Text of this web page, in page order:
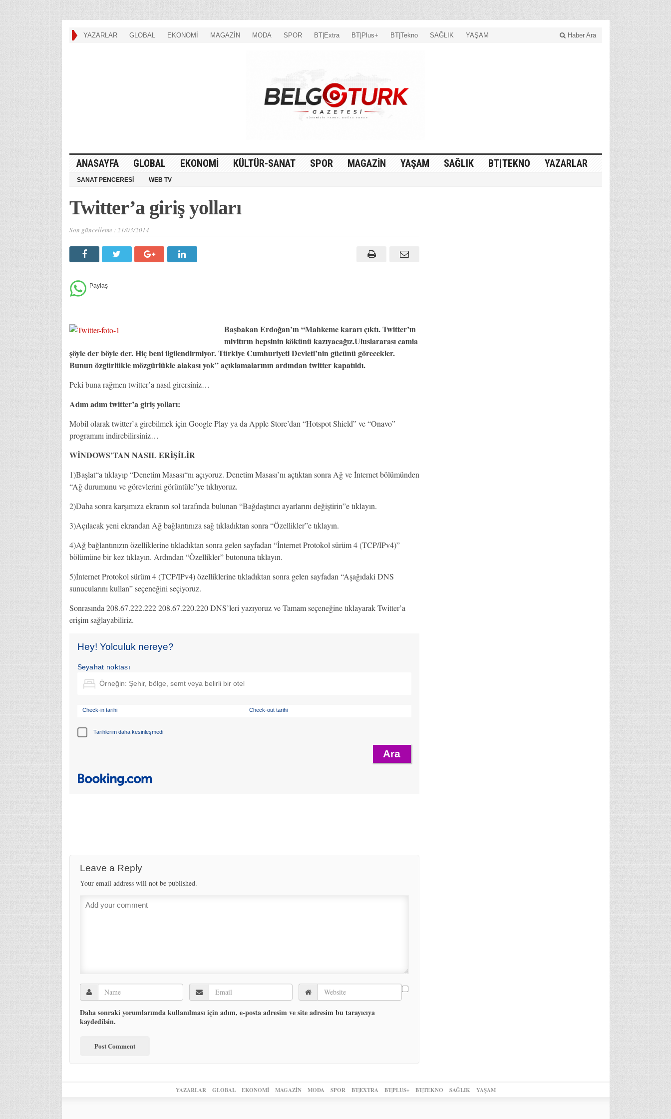
YAZARLAR GLOBAL EKONOMİ MAGAZİN MODA SPOR BT|Extra BT|Plus+ BT|Tekno SAĞLIK YAŞAM Haber Ara
ANASAYFA GLOBAL EKONOMİ KÜLTÜR-SANAT SPOR MAGAZİN YAŞAM SAĞLIK BT|TEKNO YAZARLAR
SANAT PENCERESİ WEB TV
Twitter’a giriş yolları
Son güncelleme :21/03/2014
Başbakan Erdoğan’ın “Mahkeme kararı çıktı.Twitter’ın
mivitırın hepsinin kökünü kazıyacağız.Uluslararası camia
şöyle der böyle der. Hiç beni ilgilendirmiyor. Türkiye Cumhuriyeti Devleti’nin gücünü görecekler.
Bunun özgürlükle mözgürlükle alakası yok” açıklamalarının ardından twitter kapatıldı.
Peki buna rağmen twitter’a nasıl girersiniz…
Adım adım twitter’a giriş yolları:
Mobil olarak twitter’a girebilmek için Google Play ya da Apple Store’dan “Hotspot Shield” ve “Onavo”
programını indirebilirsiniz…
WİNDOWS’TAN NASIL ERİŞİLİR
1)Başlat“a tıklayıp “Denetim Masası“nı açıyoruz. Denetim Masası’nı açtıktan sonra Ağ ve İnternet bölümünden
“Ağ durumunu ve görevlerini görüntüle”ye tıklıyoruz.
2)Daha sonra karşımıza ekranın sol tarafında bulunan “Bağdaştırıcı ayarlarını değiştirin”e tıklayın.
3)Açılacak yeni ekrandan Ağ bağlantınıza sağ tıkladıktan sonra “Özellikler”e tıklayın.
4)Ağ bağlantınızın özelliklerine tıkladıktan sonra gelen sayfadan “İnternet Protokol sürüm 4 (TCP/IPv4)”
bölümüne bir kez tıklayın. Ardından “Özellikler” butonuna tıklayın.
5)İnternet Protokol sürüm 4 (TCP/IPv4) özelliklerine tıkladıktan sonra gelen sayfadan “Aşağıdaki DNS
sunucularını kullan” seçeneğini seçiyoruz.
Sonrasında 208.67.222.222 208.67.220.220 DNS’leri yazıyoruz ve Tamam seçeneğine tıklayarak Twitter’a
erişim sağlayabiliriz.
Hey! Yolculuk nereye?
Seyahat noktası
Check-in tarihi Check-out tarihi
Tarihlerim daha kesinleşmedi
Leave a Reply
Your email address will not be published.
Daha sonraki yorumlarımda kullanılması için adım, e-posta adresim ve site adresim bu tarayıcıya
kaydedilsin.
YAZARLAR GLOBAL EKONOMİ MAGAZİN MODA SPOR BT|EXTRA BT|PLUS+ BT|TEKNO SAĞLIK YAŞAM